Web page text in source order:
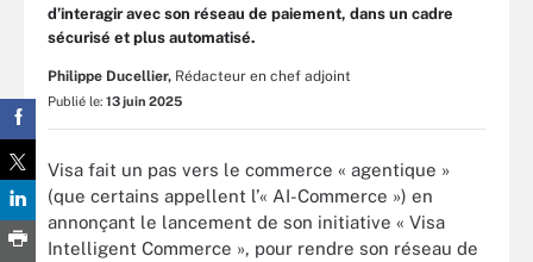
d’interagir avec son réseau de paiement, dans un cadre
sécurisé et plus automatisé.
Philippe Ducellier, Rédacteur en chef adjoint
Publié le: 13 juin 2025
Visa fait un pas vers le commerce « agentique »
(que certains appellent l’« AI-Commerce ») en
annonçant le lancement de son initiative « Visa
Intelligent Commerce », pour rendre son réseau de